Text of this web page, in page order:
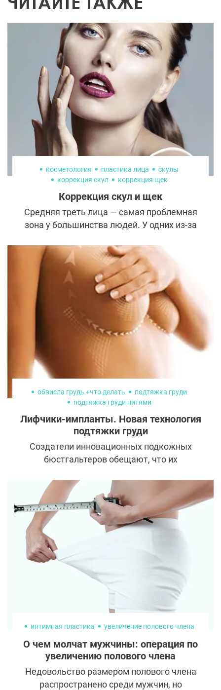
косметология пластика лица
скулы
коррекция скул
коррекция щек
пластическая хирургия
Коррекция скул и щек
Средняя треть лица — самая проблемная
зона у большинства людей. У одних из-за
она рано провисает. У других, напротив,
рано стареет из-за недостатка мягких
тканей. Третьим — не хватает рельефа. К
счастью, на каждую проблему у
косметологов и лпастических хирургов
есть свое решение. Рассказываем о самых
популярных методиках коррекции скул и
щек.
обвисла грудь +что делать
подтяжка груди
подтяжка груди нитями
Лифчики-импланты. Новая технология
подтяжки груди
Создатели инновационных подкожных
бюстгальтеров обещают, что их
заменит импланты и хирургическую
подтяжку груди. Можно ли верить таким
смелым заявлениям и что из себя
представляет новая технология? Давайте
разберемся.
интимная пластика увеличение полового члена
О чем молчат мужчины: операция по
увеличению полового члена
Недовольство размером полового члена
распространено среди мужчин, но